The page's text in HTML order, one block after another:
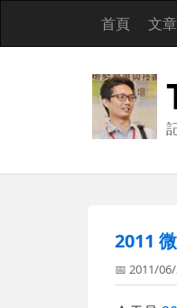
首頁 文
2011
📅 2011/